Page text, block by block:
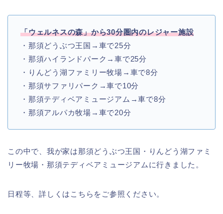
「ウェルネスの森」から30分圏内のレジャー施設
・那須どうぶつ王国→車で25分
・那須ハイランドパーク→車で25分
・りんどう湖ファミリー牧場→車で8分
・那須サファリパーク→車で10分
・那須テディベアミュージアム→車で8分
・那須アルパカ牧場→車で20分
この中で、我が家は那須どうぶつ王国・りんどう湖ファミ
リー牧場・那須テディベアミュージアムに行きました。
日程等、詳しくはこちらをご参照ください。